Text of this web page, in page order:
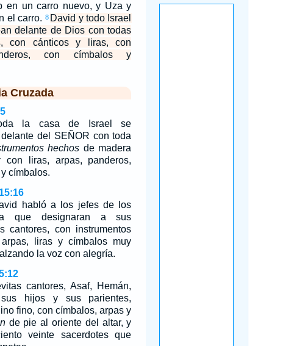
en un carro nuevo, y Uza y
el carro. 8 David y todo Israel
delante de Dios con todas
con cánticos y liras, con
con címbalos y
Cruzada
la casa de Israel se
del SEÑOR con toda
hechos de madera
con liras, arpas, panderos,
címbalos.
habló a los jefes de los
que designaran a sus
cantores, con instrumentos
liras y címbalos muy
la voz con alegría.
cantores, Asaf, Hemán,
hijos y sus parientes,
fino, con címbalos, arpas y
de pie al oriente del altar, y
veinte sacerdotes que